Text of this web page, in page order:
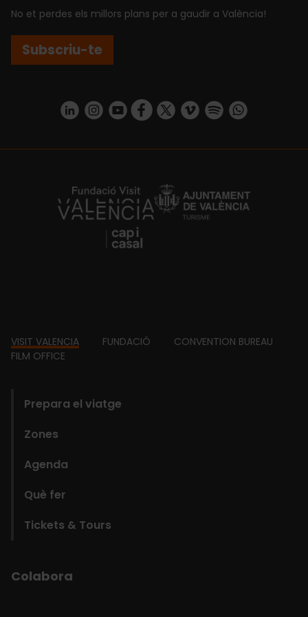
No et perdes els millors plans per a gaudir a València!
Subscriu-te
https://www.linkedin.com/company/turismo-valencia/mycompany/
https://www.instagram.com/visit_valencia/
https://www.youtube.com/user/
https://www.facebook.com/
https://twitter.com/
https://vimeo.com/
https://https://api.whatsapp.com/
https://fundacion.visitvalencia.com/
Footer
VISIT VALENCIA FUNDACIÓ
CONVENTION BUREAU
FILM OFFICE
Prepara el viatge
Zones
Agenda
Què fer
Tickets & Tours
Colabora